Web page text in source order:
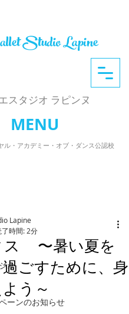
ル・アカデミー・オブ・ダンス公認校
スタジオ ラピンヌ
Studio Lapine
MENU
オ
ーンのお知らせ
ス 〜暑い夏を
ごすために、身
う～
Lapine
了時間: 2分